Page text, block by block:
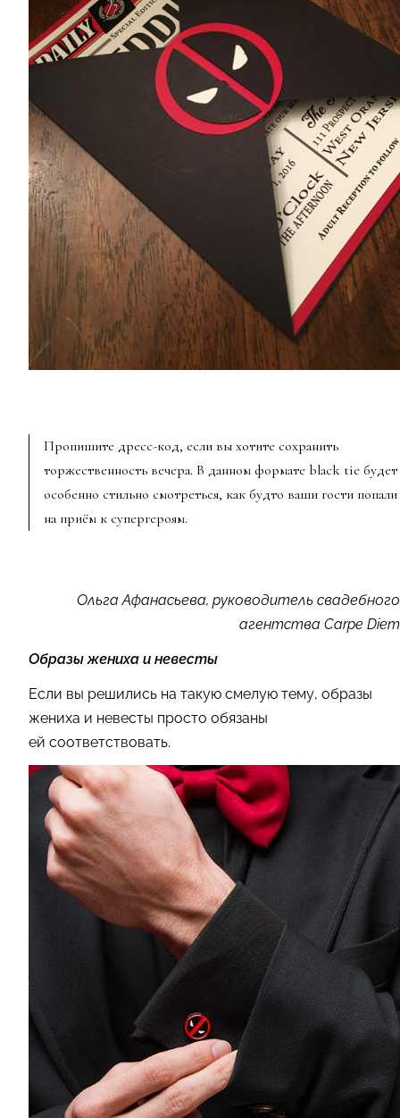
Пропишите дресс-код, если вы хотите сохранить
торжественность вечера. В данном формате black tie будет
особенно стильно смотреться, как будто ваши гости попали
на приём к супергероям.
Ольга Афанасьева, руководитель свадебного
агентства Carpe Diem
Образы жениха и невесты
Если вы решились на такую смелую тему, образы
жениха и невесты просто обязаны
ей соответствовать.